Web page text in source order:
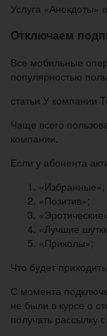
Услуга «Анекдоты»
Отключаем
Все мобильные
популярностью
статьи У компании
Чаще всего
компании.
Если у абонента
«Избранные»;
«Позитив»;
«Лучшие
«Приколы»;
Что будет
С момента
не были в курсе о
получать рассылку